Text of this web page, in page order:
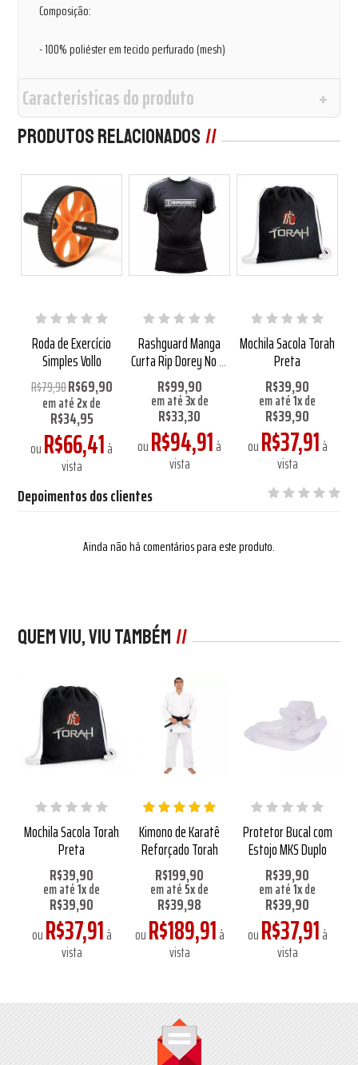
Composição:
- 100% poliéster em tecido perfurado (mesh)
Características do produto
Produtos Relacionados
Roda de Exercício
Simples Vollo
R$79,90R$69,90
em até2xde
R$34,95
ouR$66,41à
vista
Rashguard Manga
Curta Rip Dorey No Gi
Marrom
R$99,90
em até3xde
R$33,30
ouR$94,91à
vista
Mochila Sacola Torah
Preta
R$39,90
em até1xde
R$39,90
ouR$37,91à
vista
Depoimentos dos clientes
Ainda não há comentários para este produto.
Quem viu, viu também
Mochila Sacola Torah
Preta
R$39,90
em até1xde
R$39,90
ouR$37,91à
vista
Kimono de Karatê
Reforçado Torah
R$199,90
em até5xde
R$39,98
ouR$189,91à
vista
Protetor Bucal com
Estojo MKS Duplo
R$39,90
em até1xde
R$39,90
ouR$37,91à
vista